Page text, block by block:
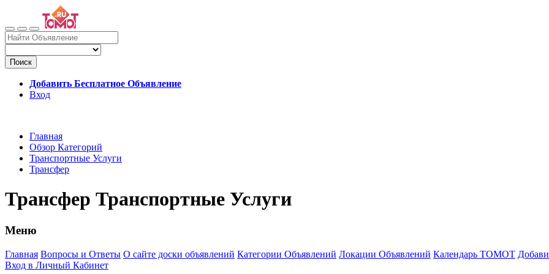
Поиск
Добавить Бесплатное Объявление
Вход
Главная
Обзор Категорий
Транспортные Услуги
Трансфер
Трансфер Транспортные Услуги
Меню
Главная Вопросы и Ответы О сайте доски объявлений Категории Объявлений Локации Объявлений Календарь ТОМОТ
Вход в Личный Кабинет